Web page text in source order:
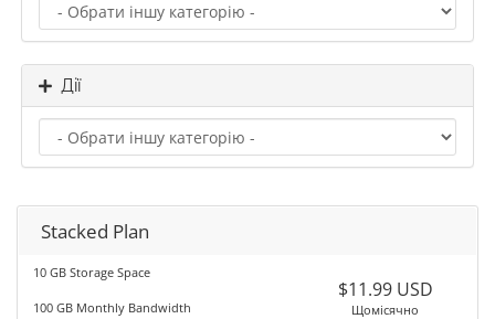
Дії
Stacked Plan
10 GB Storage Space
100 GB Monthly Bandwidth
$11.99 USD
Щомісячно